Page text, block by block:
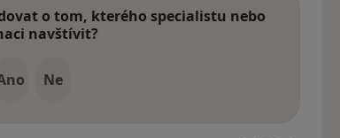
o tom, kterého specialistu nebo
navštívit?
Ne